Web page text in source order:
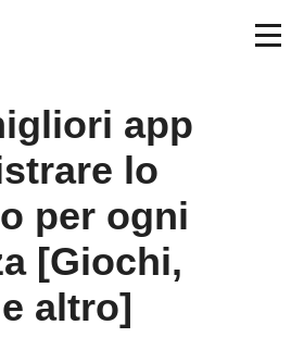
app
lo
per ogni
[Giochi,
altro]